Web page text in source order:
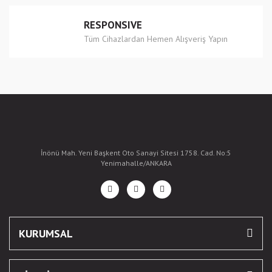
RESPONSIVE
Tüm Cihazlardan Hemen Alışveriş Yapın
İnönü Mah. Yeni Başkent Oto Sanayi Sitesi 1758. Cad. No:5
Yenimahalle/ANKARA
KURUMSAL